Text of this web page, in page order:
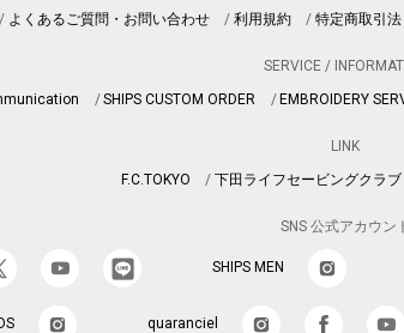
よくあるご質問・お問い合わせ 利用規約 特定商取引法
SERVICE /
SHIPS CUSTOM ORDER EMBROIDERY
LINK
F.C.TOKYO
下田ライフセービングクラブ
SNS 公式アカウン
SHIPS MEN
quaranciel